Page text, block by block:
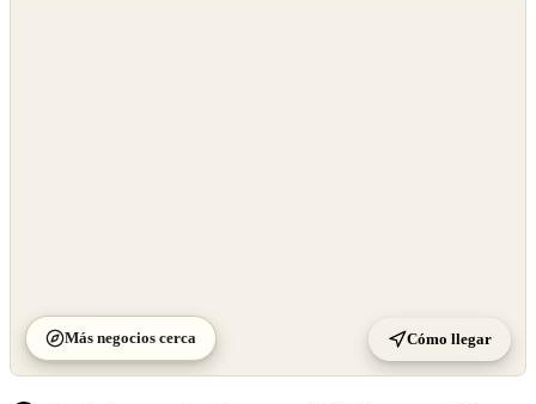
Más negocios cerca Cómo llegar